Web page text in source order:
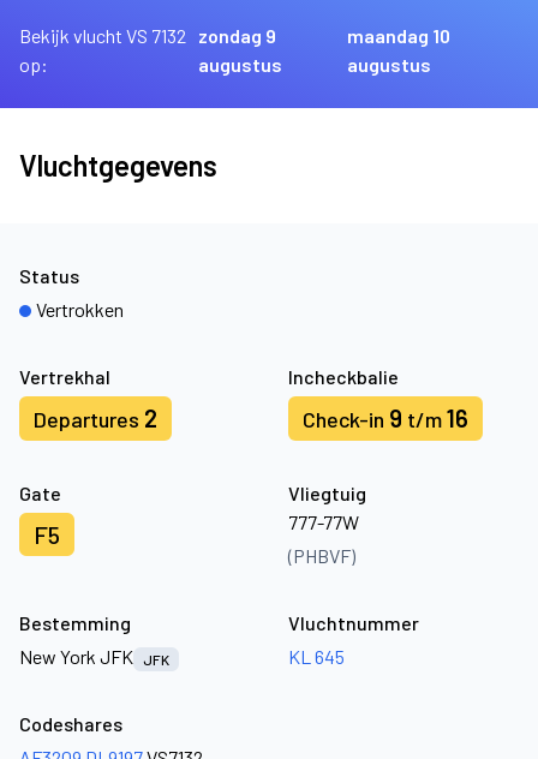
Bekijk vlucht VS 7132
op:
zondag 9
augustus
maandag 10
augustus
Vluchtgegevens
Vertrekhal
Departures 2
Incheckbalie
Check-in 9 t/m16
Gate
F5
Vliegtuig
777-77W
(PHBVF)
Status
Vertrokken
Bestemming
New York JFK JFK
Vluchtnummer
KL 645
Codeshares